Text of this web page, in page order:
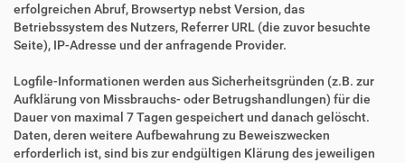
erfolgreichen Abruf, Browsertyp nebst Version, das
Betriebssystem des Nutzers, Referrer URL (die zuvor besuchte
Seite), IP-Adresse und der anfragende Provider.
Logfile-Informationen werden aus Sicherheitsgründen (z.B. zur
Aufklärung von Missbrauchs- oder Betrugshandlungen) für die
Dauer von maximal 7 Tagen gespeichert und danach gelöscht.
Daten, deren weitere Aufbewahrung zu Beweiszwecken
erforderlich ist, sind bis zur endgültigen Klärung des jeweiligen